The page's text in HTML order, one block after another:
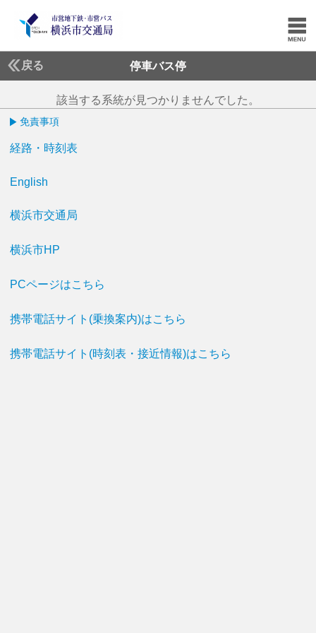
戻る 停車バス停
該当する系統が見つかりませんでした。
免責事項
経路・時刻表
English
横浜市交通局
横浜市HP
PCページはこちら
携帯電話サイト(乗換案内)はこちら
携帯電話サイト(時刻表・接近情報)はこちら